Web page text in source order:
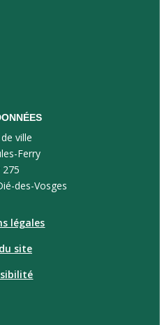
ville
Ferry
275
des-Vosges
légales
site